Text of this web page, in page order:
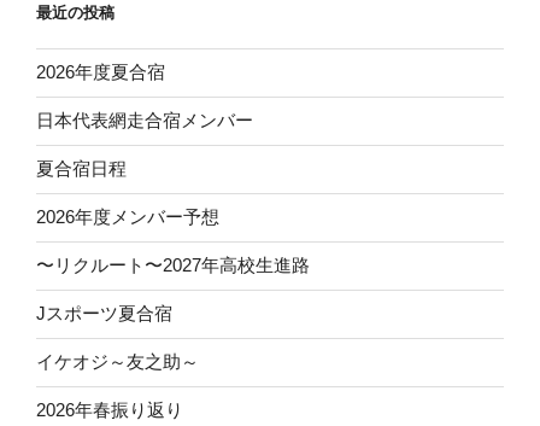
ン
最近の投稿
2026年度夏合宿
日本代表網走合宿メンバー
夏合宿日程
2026年度メンバー予想
〜リクルート〜2027年高校生進路
Jスポーツ夏合宿
イケオジ～友之助～
2026年春振り返り